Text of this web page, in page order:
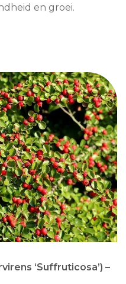
en groei.
‘Suffruticosa’) –